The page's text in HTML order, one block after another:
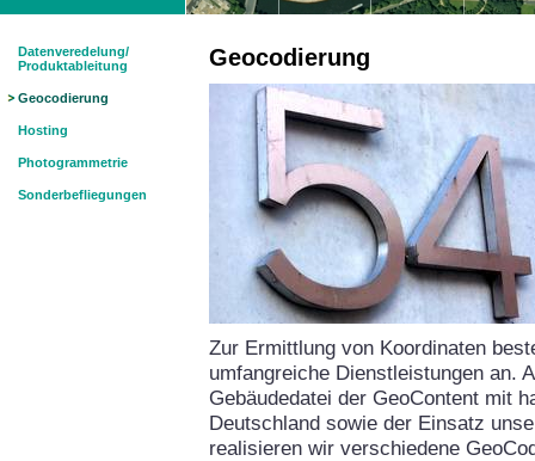
Datenveredelung/
Produktableitung
Geocodierung
Hosting
Photogrammetrie
Sonderbefliegungen
Geocodierung
Zur Ermittlung von Koordinaten
umfangreiche Dienstleistungen an.
Gebäudedatei der GeoContent mit
Deutschland sowie der Einsatz
realisieren wir verschiedene